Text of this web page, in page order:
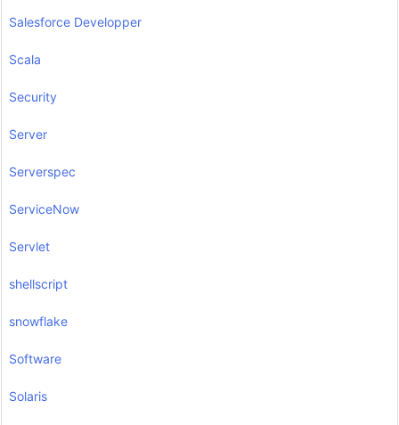
Salesforce Developper
Scala
Security
Server
Serverspec
ServiceNow
Servlet
shellscript
snowflake
Software
Solaris